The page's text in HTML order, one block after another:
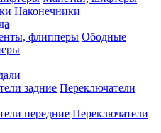
Наконечники
Ободные
Переключатели
Переключатели